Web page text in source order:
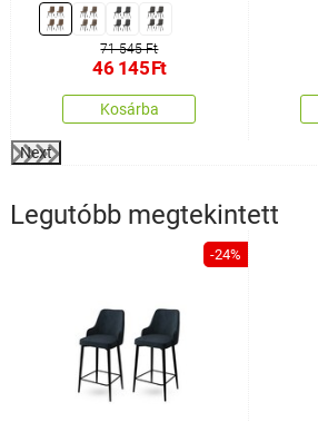
71 545 Ft
46 145Ft
Kosárba
Next
Legutóbb megtekintett
-24%